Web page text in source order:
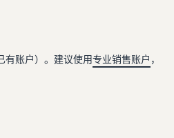
有账户）。建议使用专业销售账户 ，